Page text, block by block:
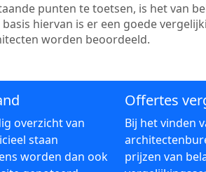
punten te toetsen, is het van
basis hiervan is er een goede
worden beoordeeld.
overzicht van
staan
worden dan ook
Offertes
Bij het vinden
prijzen van